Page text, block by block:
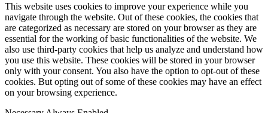
This website uses cookies to improve your experience while you
navigate through the website. Out of these cookies, the cookies that
are categorized as necessary are stored on your browser as they are
essential for the working of basic functionalities of the website. We
also use third-party cookies that help us analyze and understand how
you use this website. These cookies will be stored in your browser
only with your consent. You also have the option to opt-out of these
cookies. But opting out of some of these cookies may have an effect
on your browsing experience.